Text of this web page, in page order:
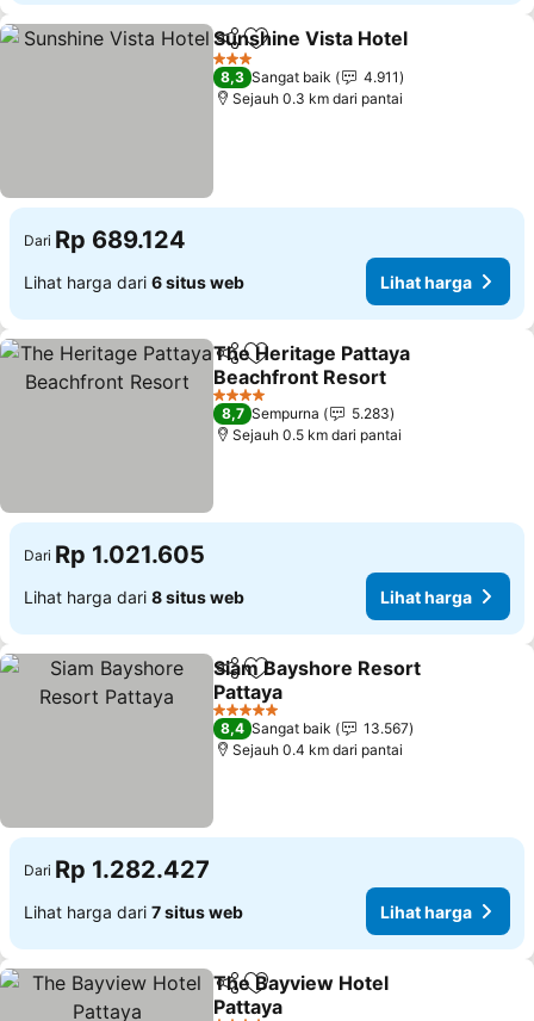
BagikanTambahkan ke favorit
Sunshine Vista Hotel
3 Bintang
8,3 Sangat baik
4.911
Sejauh 0.3 km dari pantai
Dari Rp 689.124
Lihat harga dari 6 situs web Lihat harga
BagikanTambahkan ke favorit
The Heritage Pattaya
Beachfront Resort
Lihat harga
4 Bintang
8,7 Sempurna
5.283
Sejauh 0.5 km dari pantai
Dari Rp 1.021.605
Lihat harga dari 8 situs web Lihat harga
BagikanTambahkan ke favorit
Siam Bayshore Resort
Pattaya
Lihat harga
5 Bintang
8,4 Sangat baik
13.567
Sejauh 0.4 km dari pantai
Dari Rp 1.282.427
Lihat harga dari 7 situs web Lihat harga
BagikanTambahkan ke favorit
The Bayview Hotel
Pattaya